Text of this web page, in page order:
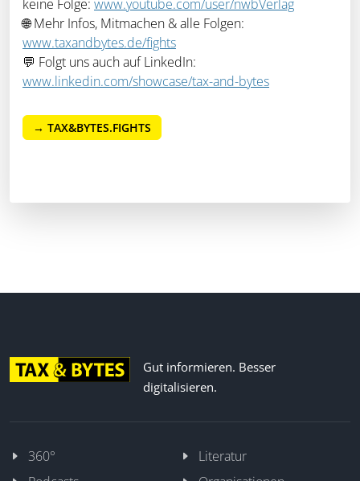
keine Folge: www.youtube.com/user/nwbVerlag
🌐 Mehr Infos, Mitmachen & alle Folgen:
www.taxandbytes.de/fights
💬 Folgt uns auch auf LinkedIn:
www.linkedin.com/showcase/tax-and-bytes
→ TAX&BYTES.FIGHTS
Gut informieren. Besser
digitalisieren.
360°
Literatur